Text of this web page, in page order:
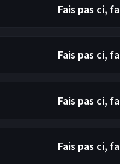
Fais pas ci,
Fais pas ci,
Fais pas ci,
Fais pas ci,